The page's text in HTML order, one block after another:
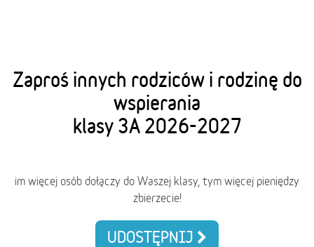
Zaproś innych rodziców i rodzinę do
wspierania
klasy 3A 2026-2027
im więcej osób dołączy do Waszej klasy, tym więcej pieniędzy
zbierzecie!
UDOSTĘPNIJ